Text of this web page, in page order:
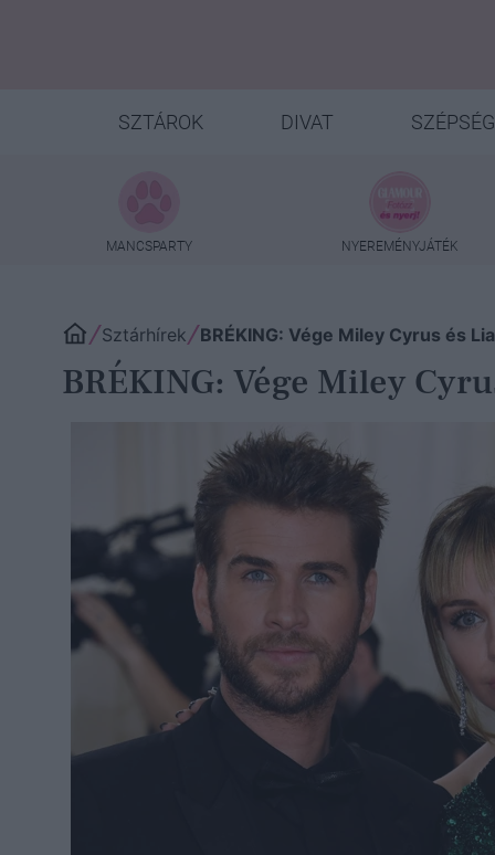
SZTÁROK DIVAT SZÉPSÉG
MANCSPARTY NYEREMÉNYJÁTÉK
Sztárhírek BRÉKING: Vége Miley Cyrus és
BRÉKING: Vége Miley